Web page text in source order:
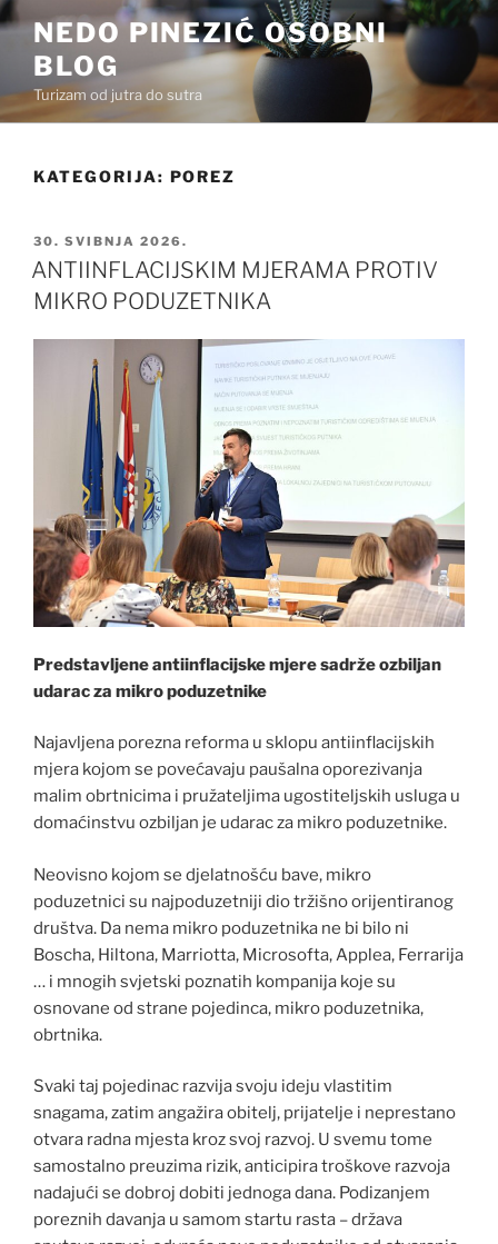
Preskoči
sadržaj
NEDO PINEZIĆ OSOBNI
BLOG
Turizam od jutra do sutra
KATEGORIJA: POREZ
OBJAVLJENO
30. SVIBNJA 2026.
ANTIINFLACIJSKIM MJERAMA PROTIV
MIKRO PODUZETNIKA
Predstavljene antiinflacijske mjere sadrže ozbiljan
udarac za mikro poduzetnike
Najavljena porezna reforma u sklopu antiinflacijskih
mjera kojom se povećavaju paušalna oporezivanja
malim obrtnicima i pružateljima ugostiteljskih usluga u
domaćinstvu ozbiljan je udarac za mikro poduzetnike.
Neovisno kojom se djelatnošću bave, mikro
poduzetnici su najpoduzetniji dio tržišno orijentiranog
društva. Da nema mikro poduzetnika ne bi bilo ni
Boscha, Hiltona, Marriotta, Microsofta, Applea, Ferrarija
… i mnogih svjetski poznatih kompanija koje su
osnovane od strane pojedinca, mikro poduzetnika,
obrtnika.
Svaki taj pojedinac razvija svoju ideju vlastitim
snagama, zatim angažira obitelj, prijatelje i neprestano
otvara radna mjesta kroz svoj razvoj. U svemu tome
samostalno preuzima rizik, anticipira troškove razvoja
nadajući se dobroj dobiti jednoga dana. Podizanjem
poreznih davanja u samom startu rasta – država